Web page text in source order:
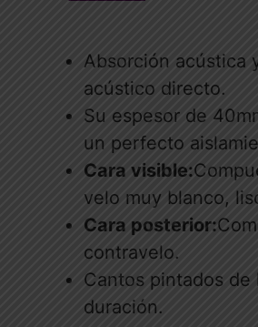
Absorción acústica
acústico directo.
Su espesor de
un perfecto
Cara visible:
velo muy blanco,
Cara posterior:
contravelo.
Cantos pintados de
duración.